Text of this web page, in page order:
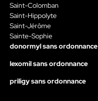
Saint-Colomban
Saint-Hippolyte
Saint-Jérôme
Sainte-Sophie
donormyl sans ordonnance
lexomil sans ordonnance
priligy sans ordonnance